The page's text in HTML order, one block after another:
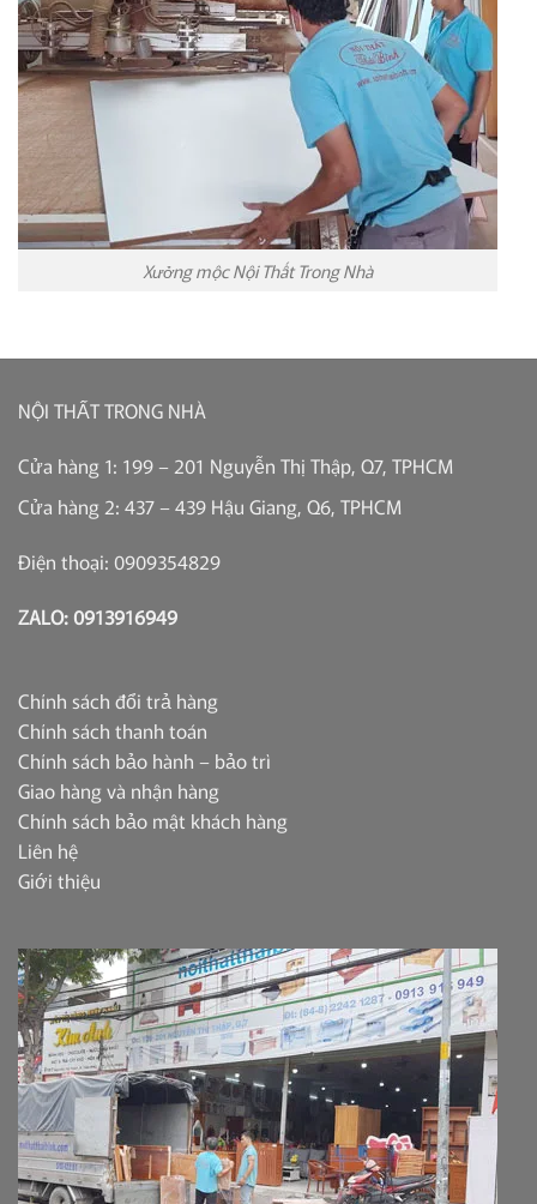
Xưởng mộc Nội Thất Trong Nhà
NỘI THẤT TRONG NHÀ
Cửa hàng 1: 199 – 201 Nguyễn Thị Thập, Q7, TPHCM
Cửa hàng 2: 437 – 439 Hậu Giang, Q6, TPHCM
Điện thoại: 0909354829
ZALO: 0913916949
Chính sách đổi trả hàng
Chính sách thanh toán
Chính sách bảo hành – bảo trì
Giao hàng và nhận hàng
Chính sách bảo mật khách hàng
Liên hệ
Giới thiệu